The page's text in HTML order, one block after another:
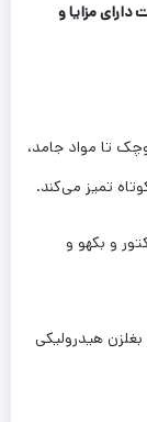
دارای مزایا و
تا مواد جامد،
تمیز می‌کند.
و بکهو و
هیدرولیکی